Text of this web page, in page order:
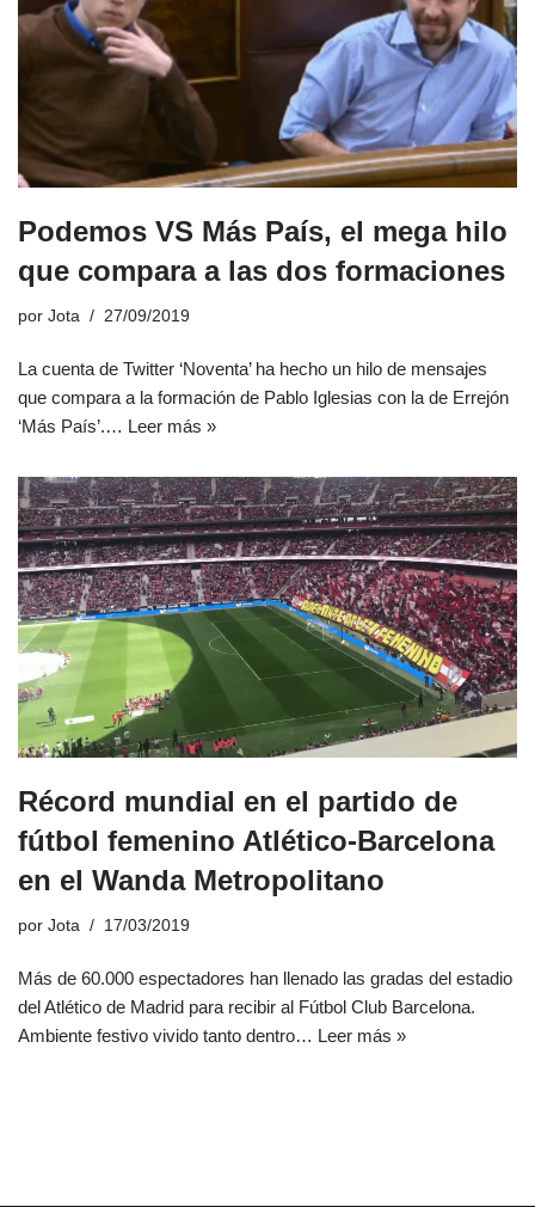
Podemos VS Más País, el mega hilo
que compara a las dos formaciones
por Jota 27/09/2019
La cuenta de Twitter ‘Noventa’ ha hecho un hilo de mensajes
que compara a la formación de Pablo Iglesias con la de Errejón
‘Más País’.… Leer más »
Récord mundial en el partido de
fútbol femenino Atlético-Barcelona
en el Wanda Metropolitano
por Jota 17/03/2019
Más de 60.000 espectadores han llenado las gradas del estadio
del Atlético de Madrid para recibir al Fútbol Club Barcelona.
Ambiente festivo vivido tanto dentro… Leer más »